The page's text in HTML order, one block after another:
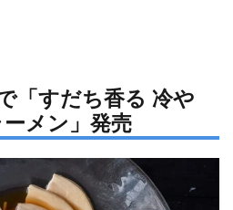
「すだち香る 冷や
メン」発売